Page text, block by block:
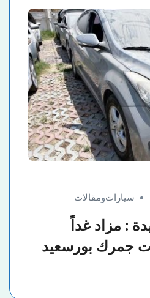
سياراتومقالات
: مزاد غداً
جمرك بورسعيد